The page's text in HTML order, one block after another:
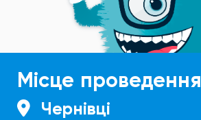
Місце проведення
Чернівці